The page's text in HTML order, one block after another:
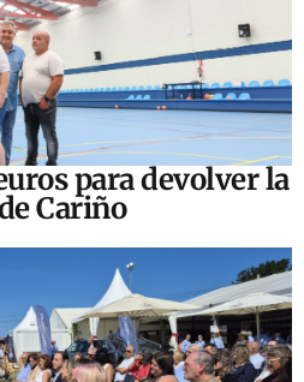
para devolver la
Cariño